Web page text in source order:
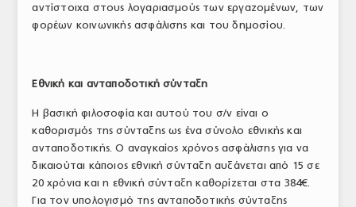
αντίστοιχα στους λογαριασμούς των εργαζομένων, των
φορέων κοινωνικής ασφάλισης και του δημοσίου.
Εθνική και ανταποδοτική σύνταξη
Η βασική φιλοσοφία και αυτού του σ/ν είναι ο
καθορισμός της σύνταξης ως ένα σύνολο εθνικής και
ανταποδοτικής. Ο αναγκαίος χρόνος ασφάλισης για να
δικαιούται κάποιος εθνική σύνταξη αυξάνεται από 15 σε
20 χρόνια και η εθνική σύνταξη καθορίζεται στα 384€.
Για τον υπολογισμό της ανταποδοτικής σύνταξης